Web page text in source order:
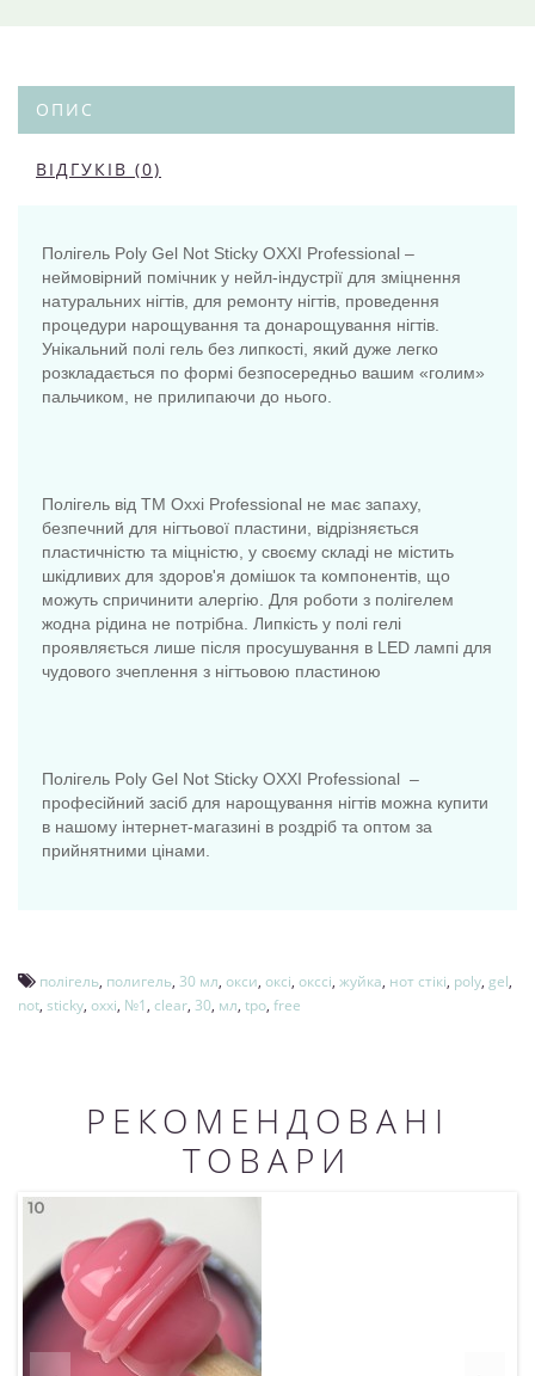
ОПИС
ВІДГУКІВ (0)
Полігель Poly Gel Not Sticky OXXI Professional –
неймовірний помічник у нейл-індустрії для зміцнення
натуральних нігтів, для ремонту нігтів, проведення
процедури нарощування та донарощування нігтів.
Унікальний полі гель без липкості, який дуже легко
розкладається по формі безпосередньо вашим «голим»
пальчиком, не прилипаючи до нього.
Полігель від ТМ Oxxi Professional не має запаху,
безпечний для нігтьової пластини, відрізняється
пластичністю та міцністю, у своєму складі не містить
шкідливих для здоров'я домішок та компонентів, що
можуть спричинити алергію. Для роботи з полігелем
жодна рідина не потрібна. Липкість у полі гелі
проявляється лише після просушування в LED лампі для
чудового зчеплення з нігтьовою пластиною
Полігель Poly Gel Not Sticky OXXI Professional –
професійний засіб для нарощування нігтів можна купити
в нашому інтернет-магазині в роздріб та оптом за
прийнятними цінами.
полігель, полигель, 30 мл, окси, оксі, окссі, жуйка, нот стікі, poly, gel,
not, sticky, oxxi, №1 , clear, 30, мл, tpo, free
РЕКОМЕНДОВАНІ
ТОВАРИ